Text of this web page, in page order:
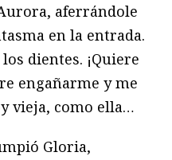
aferrándole
en la entrada.
dientes. ¡Quiere
engañarme y me
vieja, como ella…
Gloria,